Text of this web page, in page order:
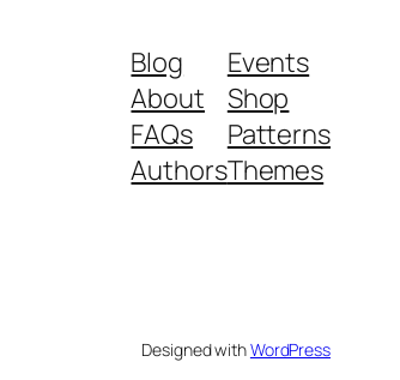
Blog
About
FAQs
Authors
Events
Shop
Patterns
Themes
Designed withWordPress